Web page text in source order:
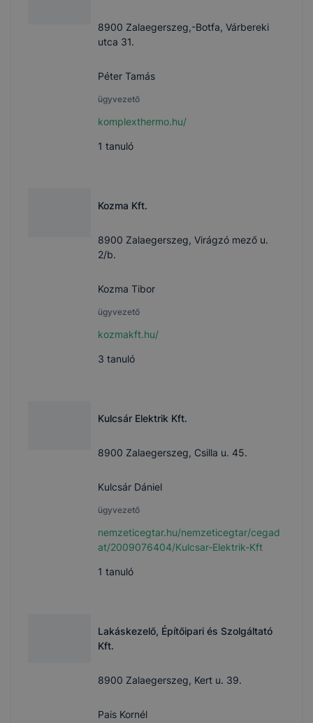
8900 Zalaegerszeg,-Botfa, Várbereki
utca 31.
Péter Tamás
ügyvezető
komplexthermo.hu/
1 tanuló
Kozma Kft.
8900 Zalaegerszeg, Virágzó mező u.
2/b.
Kozma Tibor
ügyvezető
kozmakft.hu/
3 tanuló
Kulcsár Elektrik Kft.
8900 Zalaegerszeg, Csilla u. 45.
Kulcsár Dániel
ügyvezető
nemzeticegtar.hu/nemzeticegtar/cegad
at/2009076404/Kulcsar-Elektrik-Kft
1 tanuló
Lakáskezelő, Építőipari és Szolgáltató
Kft.
8900 Zalaegerszeg, Kert u. 39.
Pais Kornél